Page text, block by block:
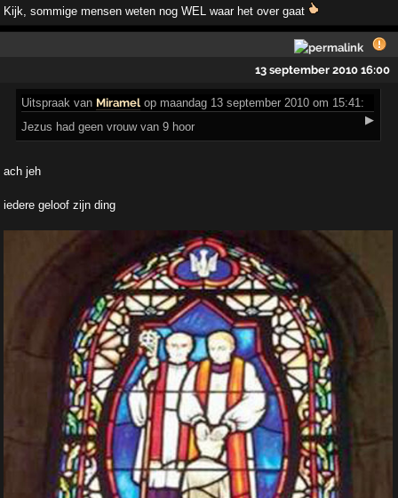
Kijk, sommige mensen weten nog WEL waar het over gaat
13 september 2010 16:00
Uitspraak van Miramel op maandag 13 september 2010 om 15:41:
▶
Jezus had geen vrouw van 9 hoor
ach jeh
iedere geloof zijn ding